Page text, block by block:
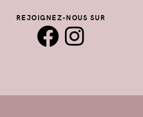
REJOIGNEZ-NOUS SUR